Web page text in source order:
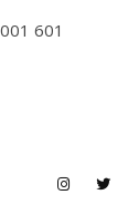
601